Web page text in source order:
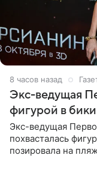
8 часов назад
Экс-ведущая
фигурой в
Экс-ведущая
похвасталась
позировала на